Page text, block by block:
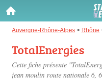
Auvergne-Rhône-Alpes > Rhône
TotalEnergies
Cette fiche présente
jean moulin route nationale 6,
Gazole :
Disponible
SP 98 :